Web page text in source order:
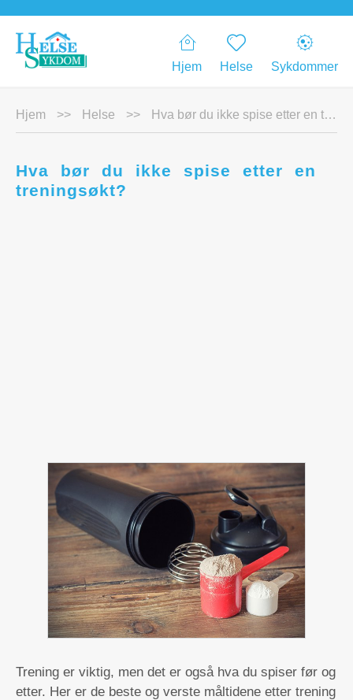
Hjem Helse Sykdommer
Hjem >> Helse >> Hva bør du ikke spise etter en treningsøkt?
Hva bør du ikke spise etter en
treningsøkt?
Trening er viktig, men det er også hva du spiser før og
etter. Her er de beste og verste måltidene etter trening